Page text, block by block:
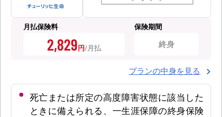
月払保険料
2,829円
保険期間
終身
プランの中身を見る
死亡または所定の高度障害状態に該当した
ときに備えられる、一生涯保障の終身保険